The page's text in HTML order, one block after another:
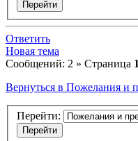
Ответить
Новая тема
Сообщений: 2 » Страница 1
Вернуться в Пожелания и
Перейти: